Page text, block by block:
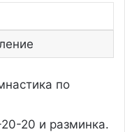
по
20 и разминка.